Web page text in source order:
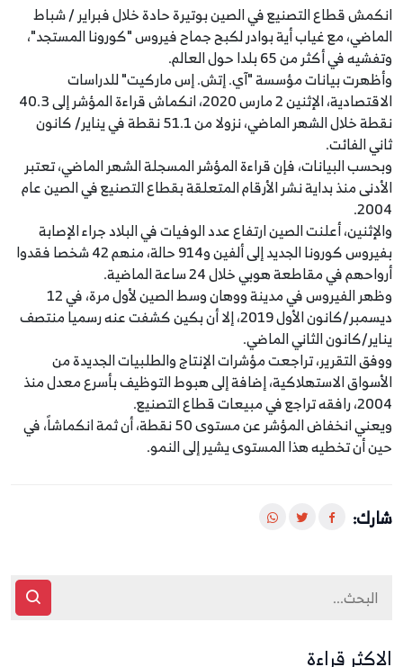
انكمش قطاع التصنيع في الصين بوتيرة حادة خلال فبراير / شباط
الماضي، مع غياب أية بوادر لكبح جماح فيروس "كورونا المستجد"،
وتفشيه في أكثر من 65 بلدا حول العالم.
وأظهرت بيانات مؤسسة "آي. إتش. إس ماركيت" للدراسات
الاقتصادية، الإثنين 2 مارس 2020، انكماش قراءة المؤشر إلى 40.3
نقطة خلال الشهر الماضي، نزولا من 51.1 نقطة في يناير/ كانون
ثاني الفائت.
وبحسب البيانات، فإن قراءة المؤشر المسجلة الشهر الماضي، تعتبر
الأدنى منذ بداية نشر الأرقام المتعلقة بقطاع التصنيع في الصين عام
2004.
والإثنين، أعلنت الصين ارتفاع عدد الوفيات في البلاد جراء الإصابة
بفيروس كورونا الجديد إلى ألفين و914 حالة، منهم 42 شخصا فقدوا
أرواحهم في مقاطعة هوبي خلال 24 ساعة الماضية.
وظهر الفيروس في مدينة ووهان وسط الصين لأول مرة، في 12
ديسمبر/كانون الأول 2019، إلا أن بكين كشفت عنه رسميا منتصف
يناير/كانون الثاني الماضي.‎
ووفق التقرير، تراجعت مؤشرات الإنتاج والطلبيات الجديدة من
الأسواق الاستهلاكية، إضافة إلى هبوط التوظيف بأسرع معدل منذ
2004، رافقه تراجع في مبيعات قطاع التصنيع.
ويعني انخفاض المؤشر عن مستوى 50 نقطة، أن ثمة انكماشاً، في
حين أن تخطيه هذا المستوى يشير إلى النمو.
شارك:
الاكثر قراءة